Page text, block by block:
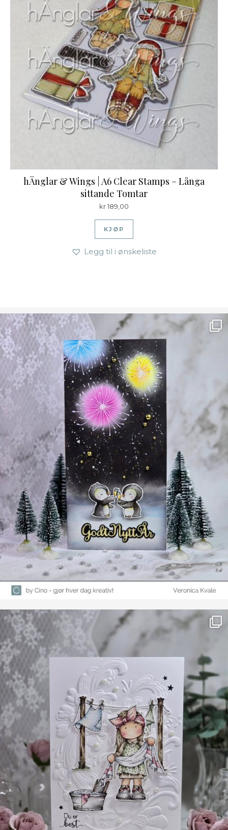
hÄnglar & Wings | A6 Clear Stamps – Långa
sittande Tomtar
kr189,00
KJØP
Legg til i ønskeliste
Ønsk